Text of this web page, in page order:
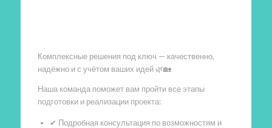
Комплексные решения под ключ — качественно,
надёжно и с учётом ваших идей 🌿🏡
Наша команда поможет вам пройти все этапы
подготовки и реализации проекта:
✔ Подробная консультация по возможностям и